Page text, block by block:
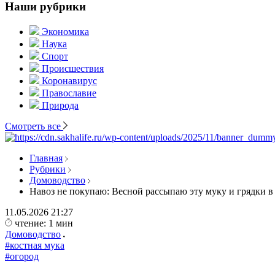
Наши рубрики
Экономика
Наука
Спорт
Происшествия
Коронавирус
Православие
Природа
Смотреть все
Главная
Рубрики
Домоводство
Навоз не покупаю: Весной рассыпаю эту муку и грядки
11.05.2026 21:27
чтение: 1 мин
Домоводство
#костная мука
#огород